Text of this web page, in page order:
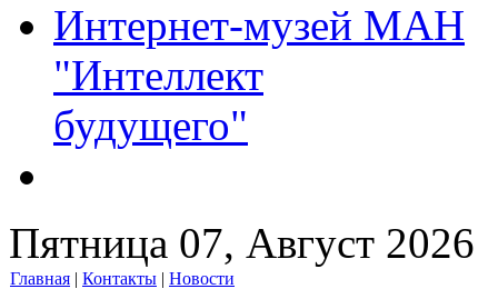
Интернет-музей МАН
"Интеллект
будущего"
Пятница 07, Август 2026
Главная | Контакты | Новости